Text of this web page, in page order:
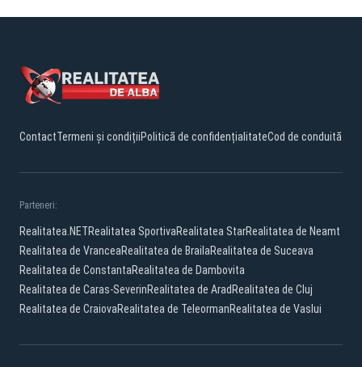
ContactTermeni și condițiiPolitică de confidențialitateCod de conduită
Parteneri:
Realitatea.NETRealitatea SportivaRealitatea StarRealitatea de Neamt
Realitatea de VranceaRealitatea de BrailaRealitatea de Suceava
Realitatea de ConstantaRealitatea de Dambovita
Realitatea de Caras-SeverinRealitatea de Arad Realitatea de Cluj
Realitatea de CraiovaRealitatea de TeleormanRealitatea de Vaslui